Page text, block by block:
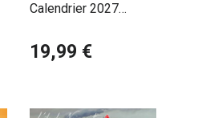
Calendrier 2027
Provençale
19,99 €